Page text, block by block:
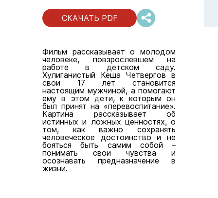
СКАЧАТЬ PDF
Фильм рассказывает о молодом
человеке, повзрослевшем на
работе в детском саду.
Хулиганистый Кеша Четвергов в
свои 17 лет становится
настоящим мужчиной, а помогают
ему в этом дети, к которым он
был принят на «перевоспитание».
Картина рассказывает об
истинных и ложных ценностях, о
том, как важно сохранять
человеческое достоинство и не
бояться быть самим собой –
понимать свои чувства и
осознавать предназначение в
жизни.